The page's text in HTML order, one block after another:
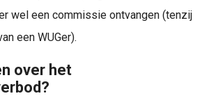
wel een commissie ontvangen (tenzij
een WUGer).
over het